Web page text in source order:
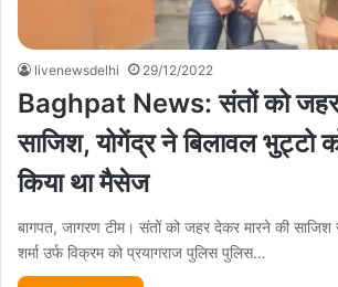
livenewsdelhi 29/12/2022
Baghpat News: संतों को जहर
साजिश, योगेंद्र ने बिलावल भुट्टो
किया था मैसेज
बागपत, जागरण टीम। संतों को जहर देकर मारने की
शर्मा उर्फ विक्रम को प्रयागराज पुलिस पुलिस…